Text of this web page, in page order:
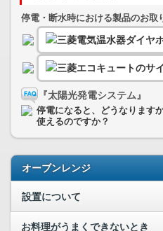
停電・断水時における製品のお取
『太陽光発電システム』
停電になると、どうなります
使えるのですか？
オーブンレンジ
設置について
お料理がうまくできないとき